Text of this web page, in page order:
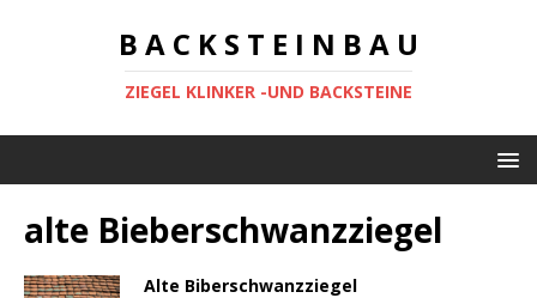
B A C K S T E I N B A U
ZIEGEL KLINKER -UND BACKSTEINE
alte Bieberschwanzziegel
Alte Biberschwanzziegel